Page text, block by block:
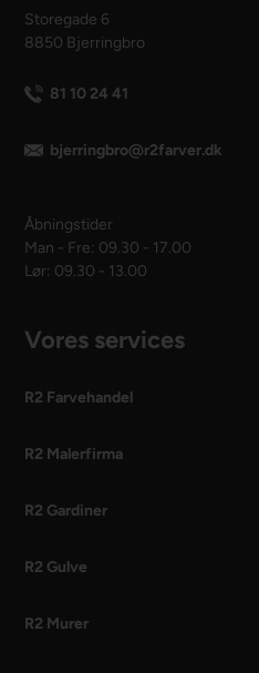
Storegade 6
8850 Bjerringbro
81 10 24 41
bjerringbro@r2farver.dk
Åbningstider
Man - Fre: 09.30 - 17.00
Lør: 09.30 - 13.00
Vores services
R2 Farvehandel
R2 Malerfirma
R2 Gardiner
R2 Gulve
R2 Murer